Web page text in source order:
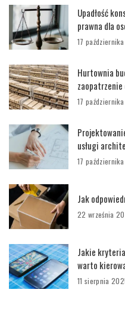
Upadłość
prawna dla
17
Hurtownia
17
usługi
17
Jak
22 września
Jakie
warto
11 sierpnia